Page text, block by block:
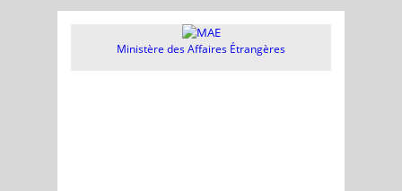
Ministère des Affaires Étrangères